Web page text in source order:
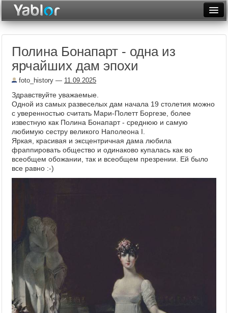
Неделя
Месяц
Архив
Фототоп
Видеотоп
Полина Бонапарт - одна из
ярчайших дам эпохи
foto_history — 11.09.2025
Здравствуйте уважаемые.
Одной из самых развеселых дам начала 19 столетия можно
с уверенностью считать Мари-Полетт Боргезе, более
известную как Полина Бонапарт - среднюю и самую
любимую сестру великого Наполеона I.
Яркая, красивая и эксцентричная дама любила
фраппировать общество и одинаково купалась как во
всеобщем обожании, так и всеобщем презрении. Ей было
все равно :-)